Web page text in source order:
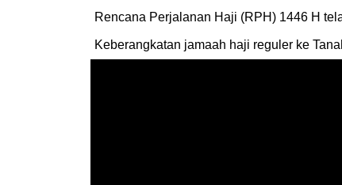
Rencana Perjalanan Haji (RPH) 1446 H
Keberangkatan jamaah haji reguler ke